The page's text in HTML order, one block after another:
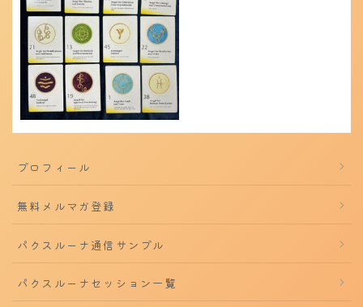
プロフィール
無料メルマガ登録
パクスルーナ通信サンプル
パクスルーナセッション一覧